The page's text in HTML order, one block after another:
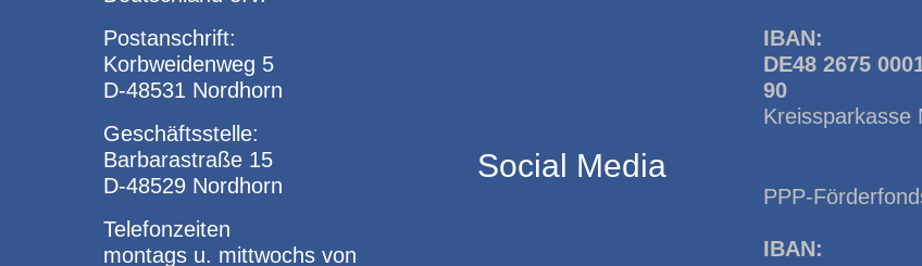
Postanschrift:
Korbweidenweg 5
D-48531 Nordhorn
Geschäftsstelle:
Barbarastraße 15
D-48529 Nordhorn
Telefonzeiten
montags u. mittwochs von
Social Media
IBAN:
DE48 2675
90
Kreissparkasse
PPP-
IBAN: